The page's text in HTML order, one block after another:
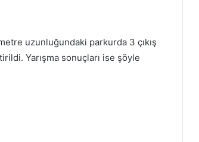
uzunluğundaki parkurda 3 çıkış
Yarışma sonuçları ise şöyle